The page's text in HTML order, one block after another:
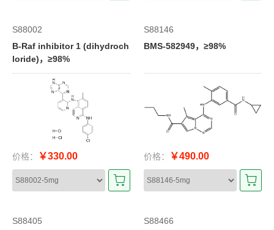
S88002
B-Raf inhibitor 1 (dihydroch
loride)，≥98%
价格： ￥330.00
S88146
BMS-582949，≥98%
价格： ￥490.00
S88405
S88466